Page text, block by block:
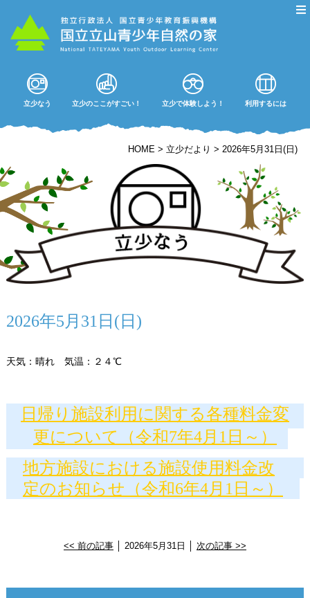
立少なう 立少のここがすごい！ 立少で体験しよう！ 利用するには
HOME > 立少だより >2026年5月31日(日)
2026年5月31日(日)
天気：晴れ 気温：２４℃
日帰り施設利用に関する各種料金変
更について（令和7年4月1日～）
地方施設における施設使用料金改
定のお知らせ（令和6年4月1日～）
<< 前の記事│ 2026年5月31日 │ 次の記事 >>